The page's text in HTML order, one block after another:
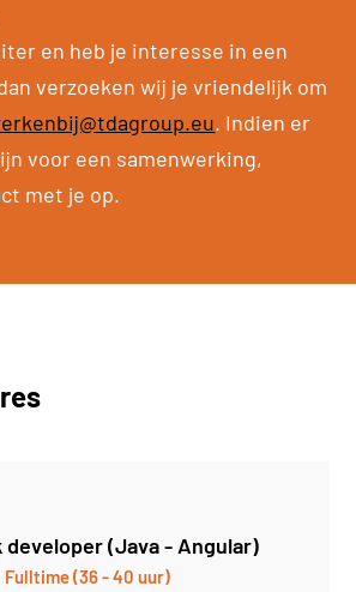
en heb je interesse in een
verzoeken wij je vriendelijk om
. Indien er
voor een samenwerking,
met je op.
developer (Java - Angular)
Fulltime (36 - 40 uur)